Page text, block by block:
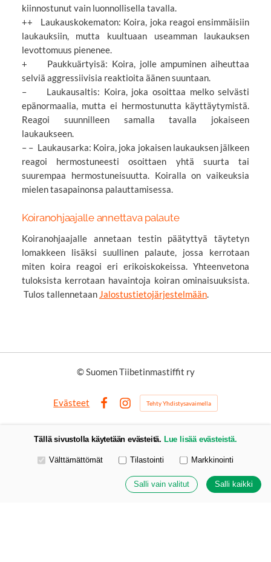
kiinnostunut vain luonnollisella tavalla.
++ Laukauskokematon: Koira, joka reagoi ensimmäisiin
laukauksiin, mutta kuultuaan useamman laukauksen
levottomuus pienenee.
+ Paukkuärtyisä: Koira, jolle ampuminen aiheuttaa
selviä aggressiivisia reaktioita äänen suuntaan.
– Laukausaltis: Koira, joka osoittaa melko selvästi
epänormaalia, mutta ei hermostunutta käyttäytymistä.
Reagoi suunnilleen samalla tavalla jokaiseen
laukaukseen.
– – Laukausarka: Koira, joka jokaisen laukauksen jälkeen
reagoi hermostuneesti osoittaen yhtä suurta tai
suurempaa hermostuneisuutta. Koiralla on vaikeuksia
mielen tasapainonsa palauttamisessa.
Koiranohjaajalle annettava palaute
Koiranohjaajalle annetaan testin päätyttyä täytetyn
lomakkeen lisäksi suullinen palaute, jossa kerrotaan
miten koira reagoi eri erikoiskokeissa. Yhteenvetona
tuloksista kerrotaan havaintoja koiran ominaisuuksista.
Tulos tallennetaan Jalostustietojärjestelmään.
©Suomen Tiibetinmastiffit ry
Evästeet
FacebookInstagram
Tehty Yhdistysavaimella
Tällä sivustolla käytetään evästeitä. Lue lisää evästeistä.
Valitse käytettävät evästeet
Välttämättömät Tilastointi Markkinointi
Salli vain valitut Salli kaikki